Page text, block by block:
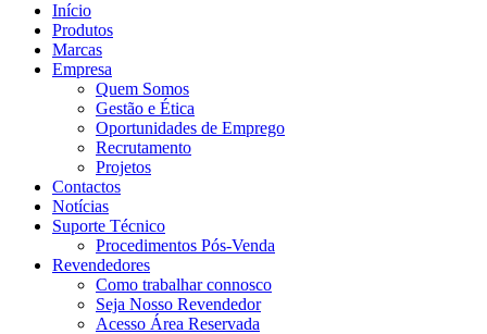
Início
Produtos
Marcas
Empresa
Quem Somos
Gestão e Ética
Oportunidades de Emprego
Recrutamento
Projetos
Contactos
Notícias
Suporte Técnico
Procedimentos Pós-Venda
Revendedores
Como trabalhar connosco
Seja Nosso Revendedor
Acesso Área Reservada